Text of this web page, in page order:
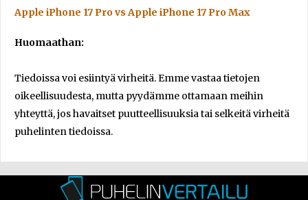
Apple iPhone 17 Pro vs Apple iPhone 17 Pro Max
Huomaathan:
Tiedoissa voi esiintyä virheitä. Emme vastaa tietojen
oikeellisuudesta, mutta pyydämme ottamaan meihin
yhteyttä, jos havaitset puutteellisuuksia tai selkeitä virheitä
puhelinten tiedoissa.